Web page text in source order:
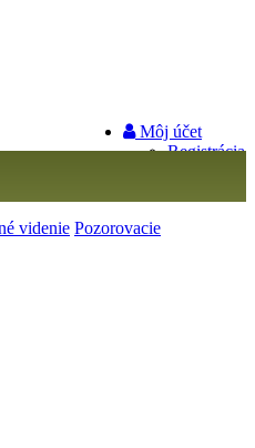
Môj účet
Registrácia
videnie Pozorovacie